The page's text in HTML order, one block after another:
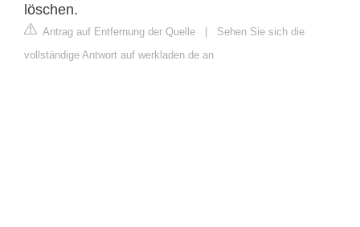
löschen.
Antrag auf Entfernung der Quelle | Sehen Sie sich die
vollständige Antwort auf werkladen.de an